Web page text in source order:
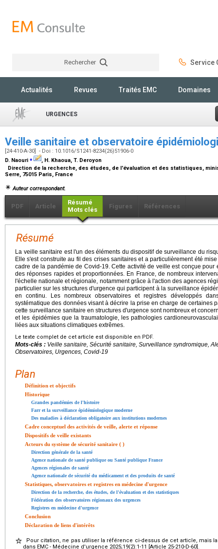
Rechercher Service
Actualités Revues Traités EMC Domaines
URGENCES
Veille sanitaire et observatoire
[24-410-A-30] - Doi : 10.1016/S1241-8234(26)51906-0
D. Naouri ⁎
, H. Khaoua, T. Deroyon
Direction de la recherche, des études, de l'évaluation et des statistiques,
Serre, 75015 Paris, France
Auteur correspondant.
PDF Article
Résumé
Mots clés
Figures Références
Résumé
La veille sanitaire est l'un des éléments du dispositif de surveillance du
Elle s'est construite au fil des crises sanitaires et a particulièrement été
cadre de la pandémie de Covid-19. Cette activité de veille est conçue pour
des réponses rapides et proportionnées. En France, de nombreux
l'échelle nationale et régionale, notamment grâce à l'action des agences
particulier sur les structures d'urgence qui participent à la surveillance
en continu. Les nombreux observatoires et registres développés
systématique des données visant à décrire la prise en charge de certaines
cette surveillance sanitaire en structures d'urgence sont nombreux et
et les épidémies que la traumatologie, les pathologies
liées aux situations climatiques extrêmes.
Le texte complet de cet article est disponible en PDF.
Mots-clés : Veille sanitaire, Sécurité sanitaire, Surveillance syndromique,
Observatoires, Urgences, Covid-19
Plan
Définition et objectifs
Historique
Grandes pandémies de l'histoire
Farr et la surveillance épidémiologique moderne
Des maladies à déclaration obligatoire aux institutions modernes
Cadre conceptuel des activités de veille, alerte et réponse
Dispositifs de veille existants
Acteurs du système de sécurité sanitaire ( )
Direction générale de la santé
Agence nationale de santé publique ou Santé publique France
Agences régionales de santé
Agence nationale de sécurité du médicament et des produits de santé
Statistiques, observatoires et registres en médecine d'urgence
Direction de la recherche, des études, de l'évaluation et des statistiques
Fédération des observatoires régionaux des urgences
Registres en médecine d'urgence
Conclusion
Déclaration de liens d'intérêts
Pour citation, ne pas utiliser la référence ci-dessus de cet article, mais
dans EMC - Médecine d'urgence 2025;19(2):1-11 [Article 25-210-D-60].